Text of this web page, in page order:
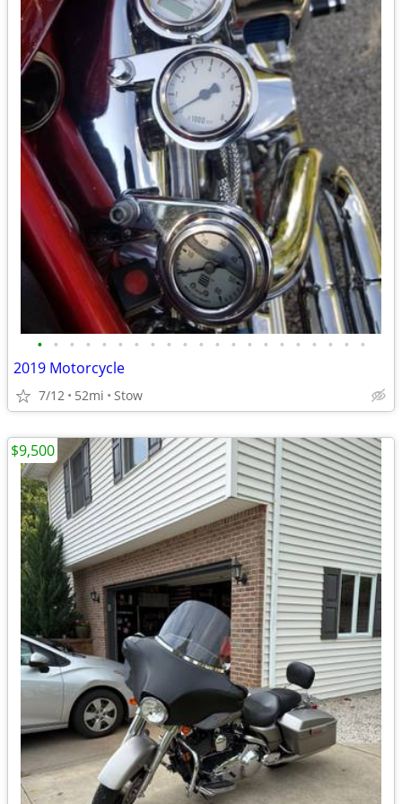
• • • • • • • • • • • • • • • • • • • • •
2019 Motorcycle
7/12 52mi Stow
$9,500